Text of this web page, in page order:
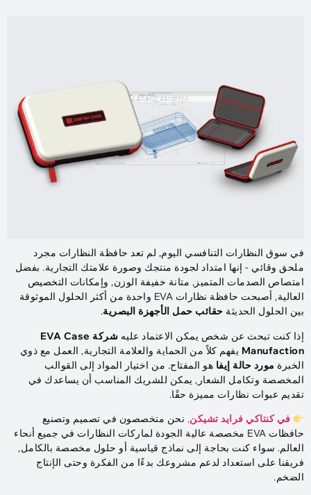
في سوق النظارات التنافسي اليوم, لم تعد حافظة النظارات مجرد
ملحق وقائي - إنها امتداد لجودة منتجك وصورة علامتك التجارية. بفضل
امتصاص الصدمات المتميز, متانة خفيفة الوزن, وإمكانات التخصيص
العالية, أصبحت حافظة نظارات EVA واحدة من أكثر الحلول الموثوقة
بين الحلول الحديثة حقائب حمل الأجهزة البصرية.
إذا كنت تبحث عن شخص يمكن الاعتماد عليه
شركة EVA Case
Manufaction يفهم كلاً من الحماية والعلامة التجارية, العمل مع ذوي
الخبرة مورد حالة إيفا هو المفتاح. من اختيار المواد إلى القوالب
المخصصة وتكامل الشعار, يمكن للشريك المناسب أن يساعدك في
تقديم عبوات نظارات مميزة حقًا.
في كنتاكي فرايد تشيكن, نحن متخصصون في تصميم وتصنيع
حافظات EVA مخصصة عالية الجودة لماركات النظارات في جميع أنحاء
العالم. سواء كنت بحاجة إلى نماذج قياسية أو حلول مخصصة بالكامل,
فريقنا على استعداد لدعم مشروعك بدءًا من الفكرة وحتى الإنتاج
الضخم.